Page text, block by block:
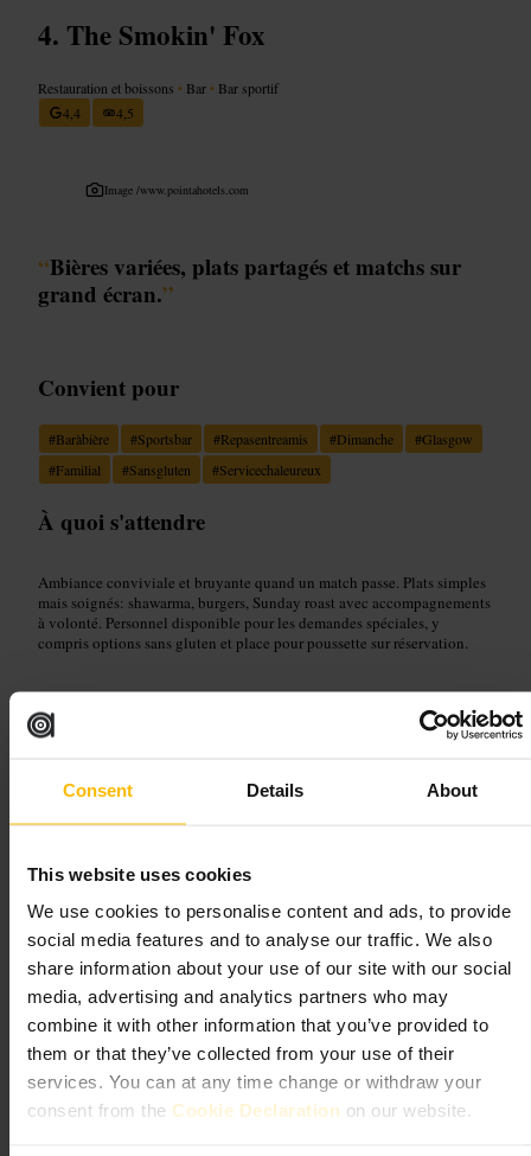
Consent Details About
This website uses cookies
We use cookies to personalise content and ads, to provide
social media features and to analyse our traffic. We also
share information about your use of our site with our social
media, advertising and analytics partners who may
combine it with other information that you’ve provided to
them or that they’ve collected from your use of their
services. You can at any time change or withdraw your
consent from the Cookie Declaration on our website.
The Smokin' Fox
Restauration et boissons • Bar • Bar sportif
4,4
4,5
Image /www.pointahotels.com
“Bières variées, plats partagés et matchs sur
grand écran.”
Convient pour
#Baràbière #Sportsbar #Repasentreamis #Dimanche #Glasgow
#Familial #Sansgluten #Servicechaleureux
À quoi s'attendre
Ambiance conviviale et bruyante quand un match passe. Plats simples
mais soignés: shawarma, burgers, Sunday roast avec accompagnements
à volonté. Personnel disponible pour les demandes spéciales, y
compris options sans gluten et place pour poussette sur réservation.
Planifiez votre visite
l’option sans gluten si besoin. Partagez plats et boissons pour goûter
coup d’envoi d’un match ou préférez l’après-midi en semaine.
6-8 Waterloo St, Glasgow G2 6DA, Royaume-Uni
No.16 Bar
Restauration et boissons
4,6
4,6
Image / Mindtrip